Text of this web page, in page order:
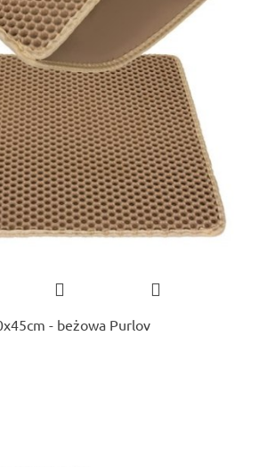
- beżowa Purlov